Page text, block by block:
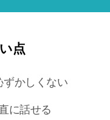
点
ずかしくない
に話せる